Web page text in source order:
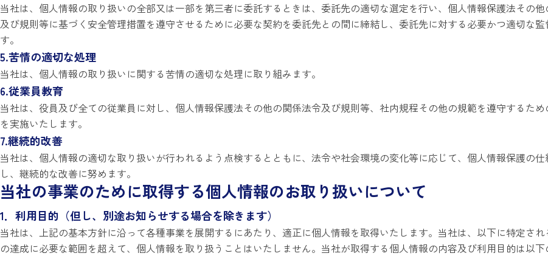
当社は、個人情報の取り扱いの全部又は一部を第三者に委託するときは、委託先の適切な選定を行い、個人情報保護法その他
及び規則等に基づく安全管理措置を遵守させるために必要な契約を委託先との間に締結し、委託先に対する必要かつ適切な監
す。
5.苦情の適切な処理
当社は、個人情報の取り扱いに関する苦情の適切な処理に取り組みます。
6.従業員教育
当社は、役員及び全ての従業員に対し、個人情報保護法その他の関係法令及び規則等、社内規程その他の規範を遵守するた
を実施いたします。
7.継続的改善
当社は、個人情報の適切な取り扱いが行われるよう点検するとともに、法令や社会環境の変化等に応じて、個人情報保護の仕
し、継続的な改善に努めます。
当社の事業のために取得する個人情報のお取り扱いについて
1．利用目的（但し、別途お知らせする場合を除きます）
当社は、上記の基本方針に沿って各種事業を展開するにあたり、適正に個人情報を取得いたします。当社は、以下に特定され
の達成に必要な範囲を超えて、個人情報を取り扱うことはいたしません。当社が取得する個人情報の内容及び利用目的は以